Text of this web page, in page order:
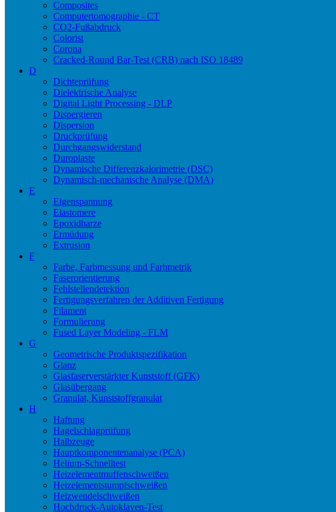
Composites
Computertomographie - CT
CO2-Fußabdruck
Colorist
Corona
Cracked-Round Bar-Test (CRB) nach ISO 18489
D
Dichteprüfung
Dielektrische Analyse
Digital Light Processing - DLP
Dispergieren
Dispersion
Druckprüfung
Durchgangswiderstand
Duroplaste
Dynamische Differenzkalorimetrie (DSC)
Dynamisch-mechanische Analyse (DMA)
E
Eigenspannung
Elastomere
Epoxidharze
Ermüdung
Extrusion
F
Farbe, Farbmessung und Farbmetrik
Faserorientierung
Fehlstellendetektion
Fertigungsverfahren der Additiven Fertigung
Filament
Formulierung
Fused Layer Modeling - FLM
G
Geometrische Produktspezifikation
Glanz
Glasfaserverstärkter Kunststoff (GFK)
Glasübergang
Granulat, Kunststoffgranulat
H
Haftung
Hagelschlagprüfung
Halbzeuge
Hauptkomponentenanalyse (PCA)
Helium-Schnelltest
Heizelementmuffenschweißen
Heizelementstumpfschweißen
Heizwendelschweißen
Hochdruck-Autoklaven-Test